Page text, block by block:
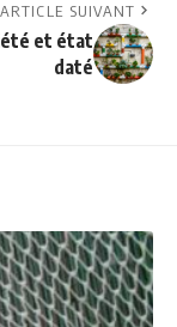
ARTICLE SUIVANT
et état
daté